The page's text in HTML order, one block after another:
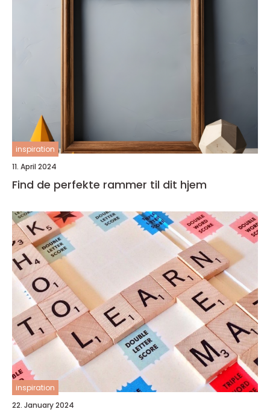
inspiration
11. April 2024
Find de perfekte rammer til dit hjem
inspiration
22. January 2024